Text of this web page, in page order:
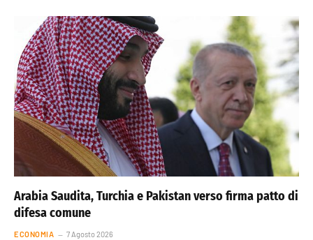
Arabia Saudita, Turchia e Pakistan verso firma patto di
difesa comune
ECONOMIA 7 Agosto 2026